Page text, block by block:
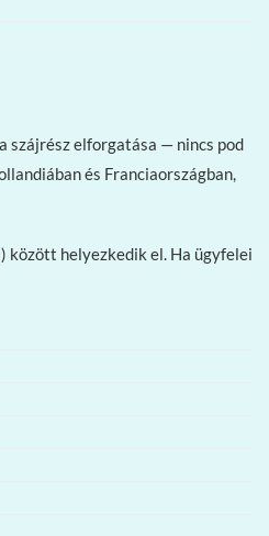
szájrész elforgatása — nincs pod
és Franciaországban,
között helyezkedik el. Ha ügyfelei